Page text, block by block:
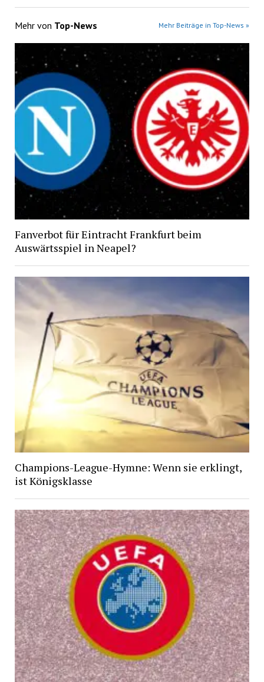
Mehr von Top-News Mehr Beiträge in Top-News »
Fanverbot für Eintracht Frankfurt beim
Auswärtsspiel in Neapel?
Champions-League-Hymne: Wenn sie erklingt,
ist Königsklasse